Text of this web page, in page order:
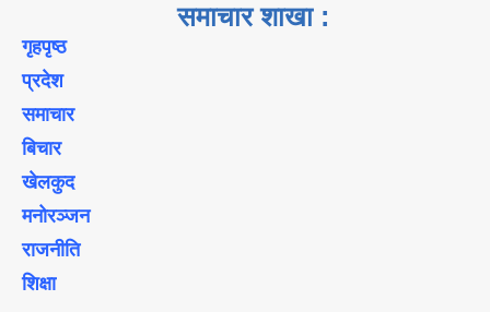
समाचार शाखा :
गृहपृष्ठ
प्रदेश
समाचार
बिचार
खेलकुद
मनोरञ्जन
राजनीति
शिक्षा